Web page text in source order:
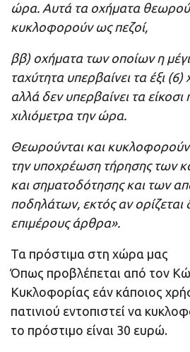
ώρα. Αυτά τα οχήματα
κυκλοφορούν ως πεζοί,
ββ) οχήματα των οποίων η
ταχύτητα υπερβαίνει τα έξι
αλλά δεν υπερβαίνει τα είκοσι
χιλιόμετρα την ώρα.
Θεωρούνται και
την υποχρέωση τήρησης των
και σηματοδότησης και των
ποδηλάτων, εκτός αν
επιμέρους άρθρα».
Τα πρόστιμα στη χώρα μας
Όπως προβλέπεται από τον
Κυκλοφορίας εάν κάποιος
πατινιού εντοπιστεί να
το πρόστιμο είναι 30 ευρώ.